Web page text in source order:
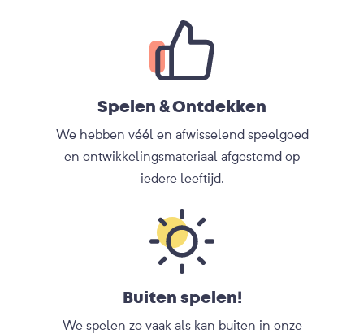
Spelen & Ontdekken
We hebben véél en afwisselend speelgoed
en ontwikkelingsmateriaal afgestemd op
iedere leeftijd.
Buiten spelen!
We spelen zo vaak als kan buiten in onze